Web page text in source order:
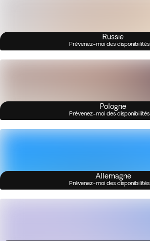
Russie
Prévenez-moi des disponibilités
Pologne
Prévenez-moi des disponibilités
Allemagne
Prévenez-moi des disponibilités